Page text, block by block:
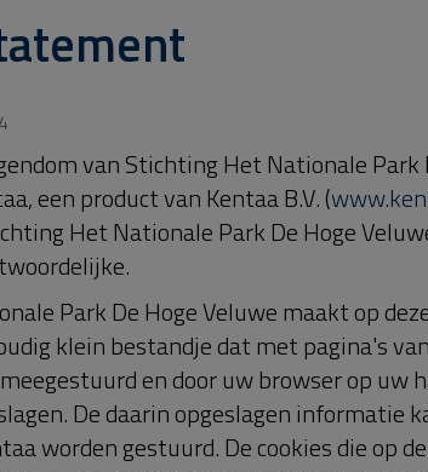
netwerken als Facebook, X, LinkedIn,
wordt gemaakt van YouTube en/of
daar geen invloed op. Leest u de
players (welke regelmatig kunnen
doen die zij via deze cookies verwerken
sessie cookie kunnen Stichting Het
van de website u met dit
Veluwe en Kentaa kunnen hun
van webbezoekers. Deze
afsluit.